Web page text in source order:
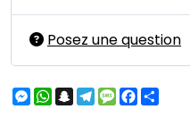
Posez une question
Messenger
WhatsApp
Snapchat
Telegram
MessageFacebook